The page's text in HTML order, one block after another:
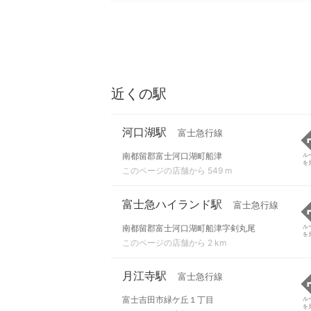
近くの駅
河口湖駅 富士急行線
南都留郡富士河口湖町船津
このページの店舗から 549 m
ル
を
富士急ハイランド駅 富士急行線
南都留郡富士河口湖町船津字剣丸尾
このページの店舗から 2 km
ル
を
月江寺駅 富士急行線
富士吉田市緑ケ丘１丁目
ル
を